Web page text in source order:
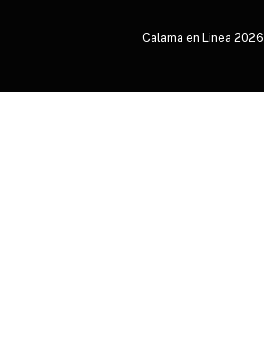
Calama en Linea 2026